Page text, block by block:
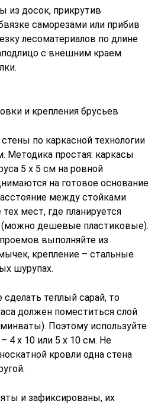
из досок, прикрутив
саморезами или прибив
лесоматериалов по длине
с внешним краем
и крепления брусьев
по каркасной технологии
Методика простая: каркасы
5 х 5 см на ровной
на готовое основание
между стойками
мест, где планируется
(можно дешевые пластиковые).
выполняйте из
крепление – стальные
шурупах.
теплый сарай, то
должен поместиться слой
Поэтому используйте
4 х 10 или 5 х 10 см. Не
кровли одна стена
и зафиксированы, их